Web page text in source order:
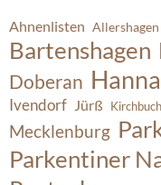
Ahnenlisten Allershagen
Bartenshagen
Doberan
Ivendorf Jürß Kirchbuch
Mecklenburg
Parkentiner